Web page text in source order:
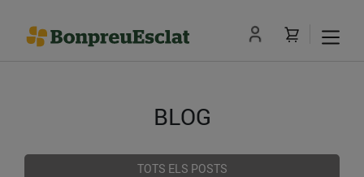
BLOG
TOTS ELS POSTS